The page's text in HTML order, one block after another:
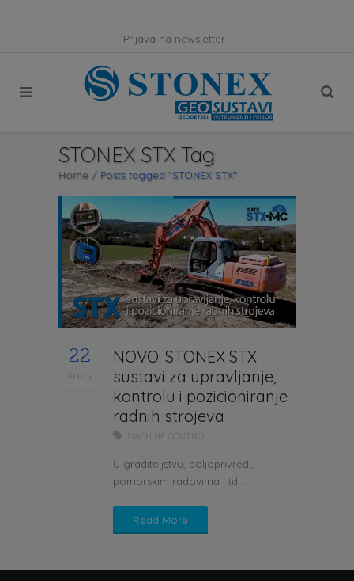
Prijava na newsletter
STONEX STX Tag
Home / Posts tagged "STONEX STX"
22
lipanj
NOVO: STONEX STX
sustavi za upravljanje,
kontrolu i pozicioniranje
radnih strojeva
MACHINE CONTROL
U graditeljstvu, poljoprivredi,
pomorskim radovima i td...
Read More